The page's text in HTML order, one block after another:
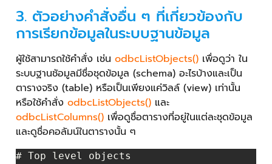
3. ตัวอย่างคำสั่งอื่น ๆ ที่เกี่ยวข้องกับ
การเรียกข้อมูลในระบบฐานข้อมูล
ผู้ใช้สามารถใช้คำสั่ง เช่น odbcListObjects() เพื่อดูว่า ใน
ระบบฐานชัอมูลมีชื่อชุดข้อมูล (schema) อะไรบ้างและเป็น
ตารางจริง (table) หรือเป็นเพียงแค่วิลล์ (view) เท่านั้น
หรือใช้คำสั่ง odbcListObjects() และ
odbcListColumns() เพื่อดูชื่อตารางที่อยู่ในแต่ละชุดข้อมูล
และดูชื่อคอลัมน์ในตารางนั้น ๆ
# Top level objects